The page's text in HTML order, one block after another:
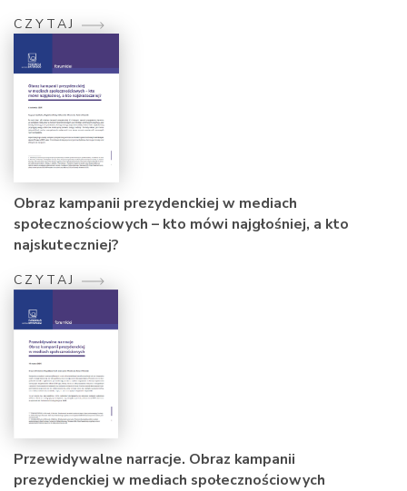
CZYTAJ
Obraz kampanii prezydenckiej w mediach
społecznościowych – kto mówi najgłośniej, a kto
najskuteczniej?
CZYTAJ
Przewidywalne narracje. Obraz kampanii
prezydenckiej w mediach społecznościowych